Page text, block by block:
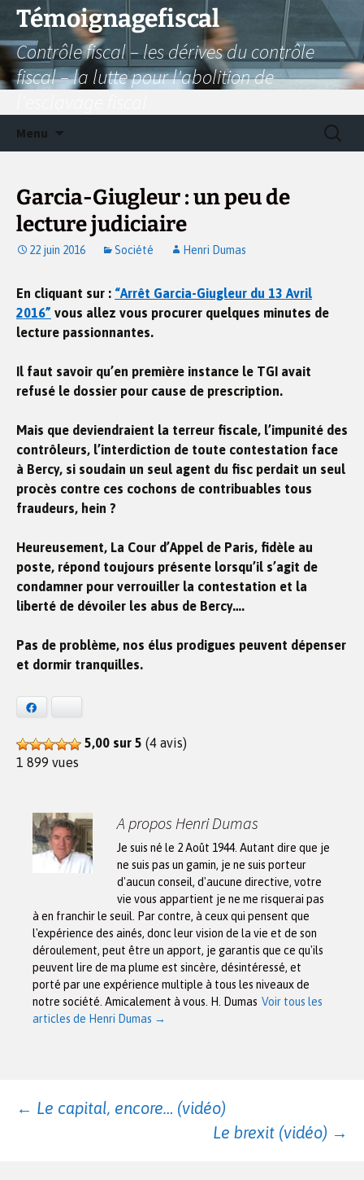
Aller
contenu
Témoignagefiscal
Contrôle fiscal – les dérives du contrôle
fiscal – la lutte pour l'abolition de
Menu
Garcia-Giugleur : un peu de
lecture judiciaire
22 juin 2016 Société Henri Dumas
En cliquant sur : “Arrêt Garcia-Giugleur du 13 Avril
2016” vous allez vous procurer quelques minutes de
lecture passionnantes.
Il faut savoir qu’en première instance le TGI avait
refusé le dossier pour cause de prescription.
Mais que deviendraient la terreur fiscale, l’impunité des
contrôleurs, l’interdiction de toute contestation face
à Bercy, si soudain un seul agent du fisc perdait un seul
procès contre ces cochons de contribuables tous
fraudeurs, hein ?
Heureusement, La Cour d’Appel de Paris, fidèle au
poste, répond toujours présente lorsqu’il s’agit de
condamner pour verrouiller la contestation et la
liberté de dévoiler les abus de Bercy….
Pas de problème, nos élus prodigues peuvent dépenser
et dormir tranquilles.
5,00 sur 5 (4 avis)
1 899 vues
A propos Henri Dumas
Je suis né le 2 Août 1944. Autant dire que je
ne suis pas un gamin, je ne suis porteur
d'aucun conseil, d'aucune directive, votre
vie vous appartient je ne me risquerai pas
à en franchir le seuil. Par contre, à ceux qui pensent que
l'expérience des ainés, donc leur vision de la vie et de son
déroulement, peut être un apport, je garantis que ce qu'ils
peuvent lire de ma plume est sincère, désintéressé, et
porté par une expérience multiple à tous les niveaux de
notre société. Amicalement à vous. H. Dumas Voir tous les
articles de Henri Dumas →
Navigation
← Le capital, encore… (vidéo)
Le brexit (vidéo) →